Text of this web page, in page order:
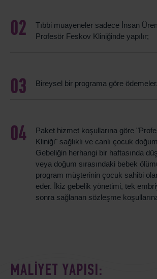
Tıbbi muayeneler sadece İnsan
Profesör Feskov Kliniğinde yapılır;
Bireysel bir programa göre
Paket hizmet koşullarına göre
Kliniği" sağlıklı ve canlı çocuk
Gebeliğin herhangi bir haftasında
veya doğum sırasındaki bebek
program müşterinin çocuk sahibi
eder. İkiz gebelik yönetimi, tek
sonra sağlanan sözleşme
MALIYET YAPISI: